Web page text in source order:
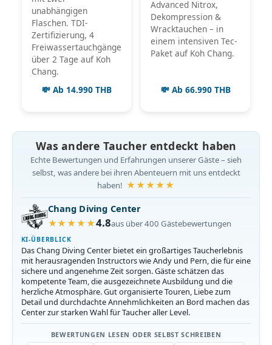
unabhängigen
Flaschen. TDI-
Zertifizierung, 4
Freiwassertauchgänge
über 2 Tage auf Koh
Chang.
💸 Ab 14.990 THB
Advanced Nitrox,
Dekompression &
Wracktauchen – in
einem intensiven Tec-
Paket auf Koh Chang.
💸 Ab 66.990 THB
Was andere Taucher entdeckt haben
Echte Bewertungen und Erfahrungen unserer Gäste – sieh
selbst, was andere bei ihren Abenteuern mit uns entdeckt
haben! ★★★★★
Chang Diving Center
★★★★★4.8aus über 400 Gästebewertungen
KI-ÜBERBLICK
Das Chang Diving Center bietet ein großartiges Taucherlebnis
mit herausragenden Instructors wie Andy und Pern, die für eine
sichere und angenehme Zeit sorgen. Gäste schätzen das
kompetente Team, die ausgezeichnete Ausbildung und die
herzliche Atmosphäre. Gut organisierte Touren, Liebe zum
Detail und durchdachte Annehmlichkeiten an Bord machen das
Center zur starken Wahl für Taucher aller Level.
BEWERTUNGEN LESEN ODER SELBST SCHREIBEN